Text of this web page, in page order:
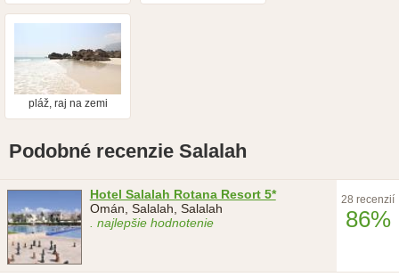
pláž, raj na zemi
Podobné recenzie Salalah
Hotel Salalah Rotana Resort 5*
Omán, Salalah, Salalah
. najlepšie hodnotenie
28 recenzií
86%